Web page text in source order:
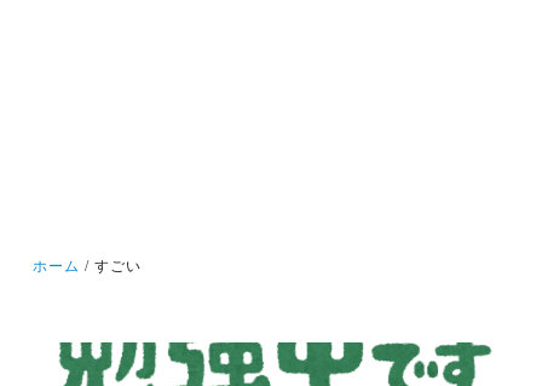
ホーム すごい